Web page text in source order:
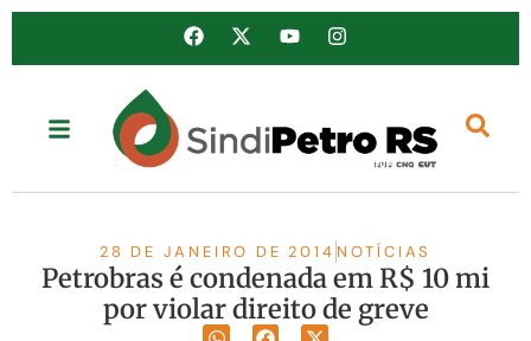
28 DE JANEIRO DE 2014 NOTÍCIAS
Petrobras é condenada em R$ 10 mi
por violar direito de greve